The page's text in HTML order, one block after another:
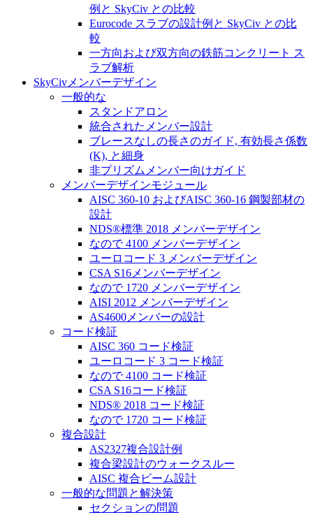
例と SkyCiv との比較
Eurocode スラブの設計例と SkyCiv との比
較
一方向および双方向の鉄筋コンクリート ス
ラブ解析
SkyCivメンバーデザイン
一般的な
スタンドアロン
統合されたメンバー設計
ブレースなしの長さのガイド, 有効長さ係数
(K), と細身
非プリズムメンバー向けガイド
メンバーデザインモジュール
AISC 360-10 およびAISC 360-16 鋼製部材の
設計
NDS®標準 2018 メンバーデザイン
なので 4100 メンバーデザイン
ユーロコード 3 メンバーデザイン
CSA S16メンバーデザイン
なので 1720 メンバーデザイン
AISI 2012 メンバーデザイン
AS4600メンバーの設計
コード検証
AISC 360 コード検証
ユーロコード 3 コード検証
なので 4100 コード検証
CSA S16コード検証
NDS® 2018 コード検証
なので 1720 コード検証
複合設計
AS2327複合設計例
複合梁設計のウォークスルー
AISC 複合ビーム設計
一般的な問題と解決策
セクションの問題